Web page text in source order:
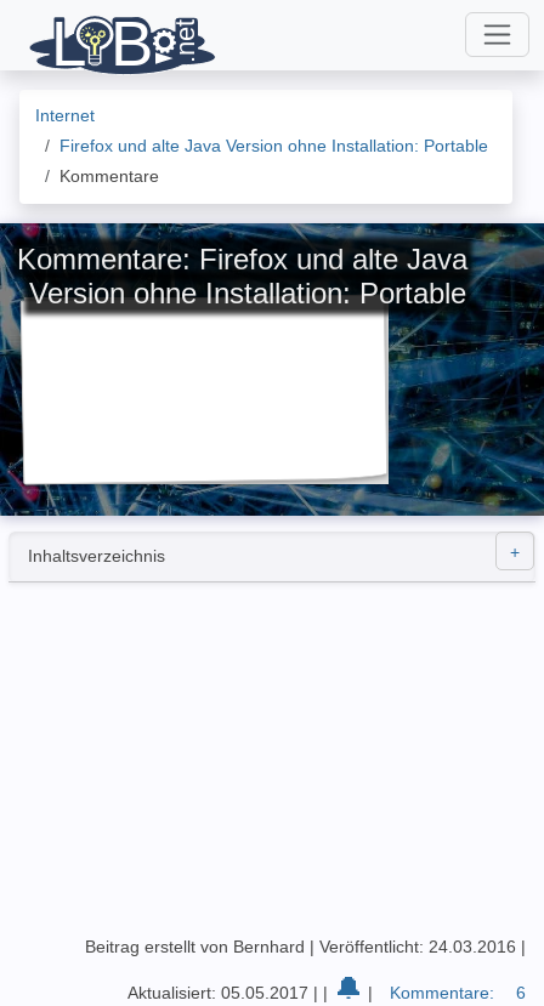
Internet
Firefox und alte Java Version ohne Installation: Portable
Kommentare
Kommentare: Firefox und alte Java
Version ohne Installation: Portable
Inhaltsverzeichnis
Beitrag erstellt von Bernhard | Veröffentlicht: 24.03.2016 |
Aktualisiert: 05.05.2017 | | 🔔 | Kommentare: 6